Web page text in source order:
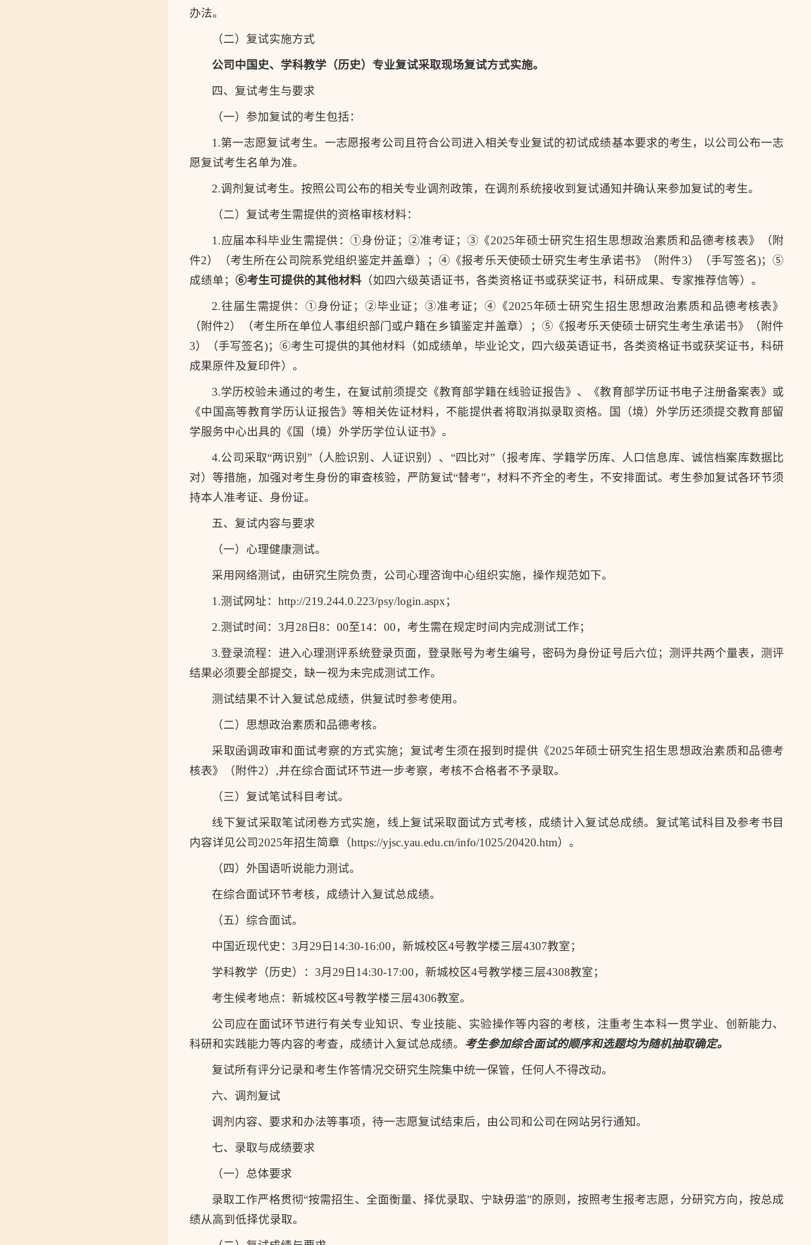
办法。
（二）复试实施方式
公司中国史、学科教学（历史）专业复试采取现场复试方式实施。
四、复试考生与要求
（一）参加复试的考生包括：
1.第一志愿复试考生。一志愿报考公司且符合公司进入相关专业复试的初试成绩基本要求的考生，以公司公布一志
愿复试考生名单为准。
2.调剂复试考生。按照公司公布的相关专业调剂政策，在调剂系统接收到复试通知并确认来参加复试的考生。
（二）复试考生需提供的资格审核材料：
1.应届本科毕业生需提供：①身份证；②准考证；③《2025年硕士研究生招生思想政治素质和品德考核表》（附
件2）（考生所在公司院系党组织鉴定并盖章）；④《报考乐天使硕士研究生考生承诺书》（附件3）（手写签名)；⑤
成绩单； ⑥考生可提供的其他材料 （如四六级英语证书，各类资格证书或获奖证书，科研成果、专家推荐信等）。
2.往届生需提供：①身份证；②毕业证；③准考证；④《2025年硕士研究生招生思想政治素质和品德考核表》
（附件2）（考生所在单位人事组织部门或户籍在乡镇鉴定并盖章）；⑤《报考乐天使硕士研究生考生承诺书》（附件
3）（手写签名)；⑥考生可提供的其他材料（如成绩单，毕业论文，四六级英语证书，各类资格证书或获奖证书，科研
成果原件及复印件）。
3.学历校验未通过的考生，在复试前须提交《教育部学籍在线验证报告》、《教育部学历证书电子注册备案表》或
《中国高等教育学历认证报告》等相关佐证材料，不能提供者将取消拟录取资格。国（境）外学历还须提交教育部留
学服务中心出具的《国（境）外学历学位认证书》。
4.公司采取“两识别”（人脸识别、人证识别）、“四比对”（报考库、学籍学历库、人口信息库、诚信档案库数据比
对）等措施，加强对考生身份的审查核验，严防复试“替考”，材料不齐全的考生，不安排面试。考生参加复试各环节须
持本人准考证、身份证。
五、复试内容与要求
（一）心理健康测试。
采用网络测试，由研究生院负责，公司心理咨询中心组织实施，操作规范如下。
1.测试网址：http://219.244.0.223/psy/login.aspx；
2.测试时间：3月28日8：00至14：00，考生需在规定时间内完成测试工作；
3.登录流程：进入心理测评系统登录页面，登录账号为考生编号，密码为身份证号后六位；测评共两个量表，测评
结果必须要全部提交，缺一视为未完成测试工作。
测试结果不计入复试总成绩，供复试时参考使用。
（二）思想政治素质和品德考核。
采取函调政审和面试考察的方式实施；复试考生须在报到时提供《2025年硕士研究生招生思想政治素质和品德考
核表》（附件2）,并在综合面试环节进一步考察，考核不合格者不予录取。
（三）复试笔试科目考试。
线下复试采取笔试闭卷方式实施，线上复试采取面试方式考核，成绩计入复试总成绩。复试笔试科目及参考书目
内容详见公司2025年招生简章（https://yjsc.yau.edu.cn/info/1025/20420.htm）。
（四）外国语听说能力测试。
在综合面试环节考核，成绩计入复试总成绩。
（五）综合面试。
中国近现代史：3月29日14:30-16:00，新城校区4号教学楼三层4307教室；
学科教学（历史）：3月29日14:30-17:00，新城校区4号教学楼三层4308教室；
考生候考地点：新城校区4号教学楼三层4306教室。
公司应在面试环节进行有关专业知识、专业技能、实验操作等内容的考核，注重考生本科一贯学业、创新能力、
科研和实践能力等内容的考查，成绩计入复试总成绩。 考生参加综合面试的顺序和选题均为随机抽取确定。
复试所有评分记录和考生作答情况交研究生院集中统一保管，任何人不得改动。
六、调剂复试
调剂内容、要求和办法等事项，待一志愿复试结束后，由公司和公司在网站另行通知。
七、录取与成绩要求
（一）总体要求
录取工作严格贯彻“按需招生、全面衡量、择优录取、宁缺毋滥”的原则，按照考生报考志愿，分研究方向，按总成
绩从高到低择优录取。